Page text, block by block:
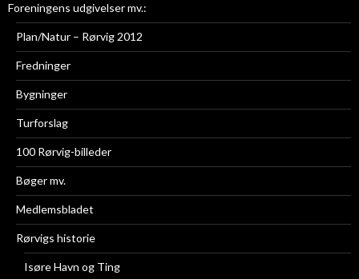
Foreningens udgivelser mv.:
Plan/Natur – Rørvig 2012
Fredninger
Bygninger
Turforslag
100 Rørvig-billeder
Bøger mv.
Medlemsbladet
Rørvigs historie
Isøre Havn og Ting